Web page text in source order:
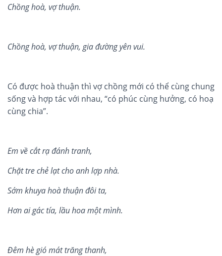
Chồng hoà, vợthuận.
Chồng hoà, vợthuận, giađường yên vui.
Có được hoà thuận thì vợ chồng mới có thể cùng chung
sống và hợp tác với nhau, “có phúc cùng hưởng, có hoạ
cùng chia”.
Em vềcắt rạđánh tranh,
Chặt tre chẻlạt cho anh lợp nhà.
Sớm khuya hoà thuận đôi ta,
Hơn ai gác tía, lầu hoa một mình.
Đêm hègiómát trăng thanh,